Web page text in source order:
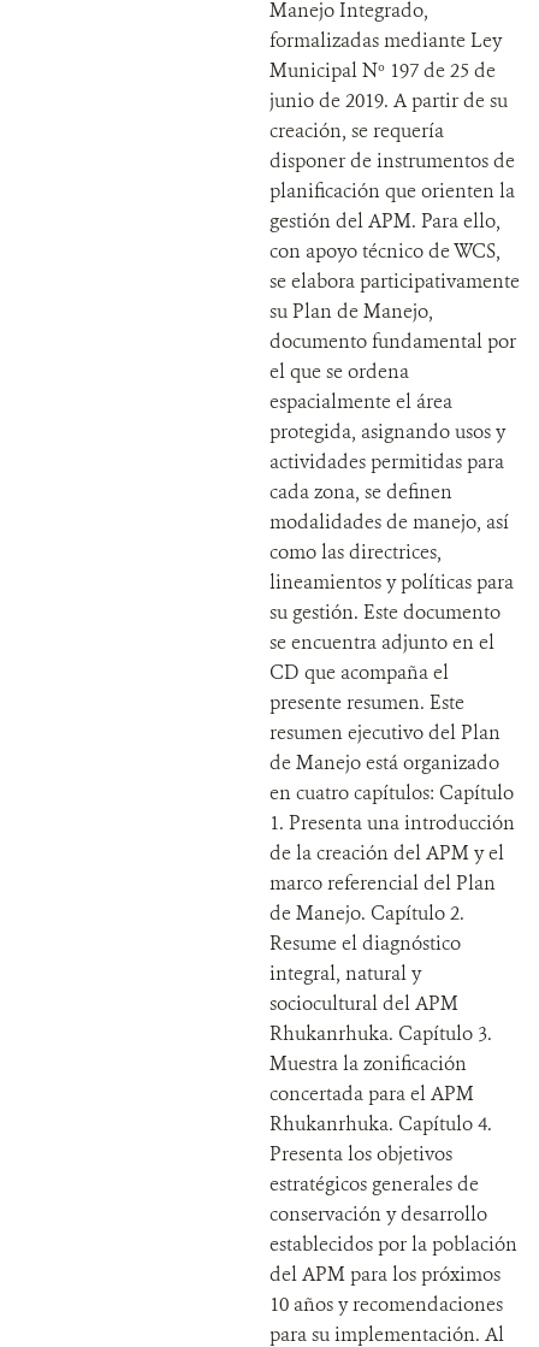
Manejo Integrado,
formalizadas mediante Ley
Municipal Nº 197 de 25 de
junio de 2019. A partir de su
creación, se requería
disponer de instrumentos de
planificación que orienten la
gestión del APM. Para ello,
con apoyo técnico de WCS,
se elabora participativamente
su Plan de Manejo,
documento fundamental por
el que se ordena
espacialmente el área
protegida, asignando usos y
actividades permitidas para
cada zona, se definen
modalidades de manejo, así
como las directrices,
lineamientos y políticas para
su gestión. Este documento
se encuentra adjunto en el
CD que acompaña el
presente resumen. Este
resumen ejecutivo del Plan
de Manejo está organizado
en cuatro capítulos: Capítulo
1. Presenta una introducción
de la creación del APM y el
marco referencial del Plan
de Manejo. Capítulo 2.
Resume el diagnóstico
integral, natural y
sociocultural del APM
Rhukanrhuka. Capítulo 3.
Muestra la zonificación
concertada para el APM
Rhukanrhuka. Capítulo 4.
Presenta los objetivos
estratégicos generales de
conservación y desarrollo
establecidos por la población
del APM para los próximos
10 años y recomendaciones
para su implementación. Al